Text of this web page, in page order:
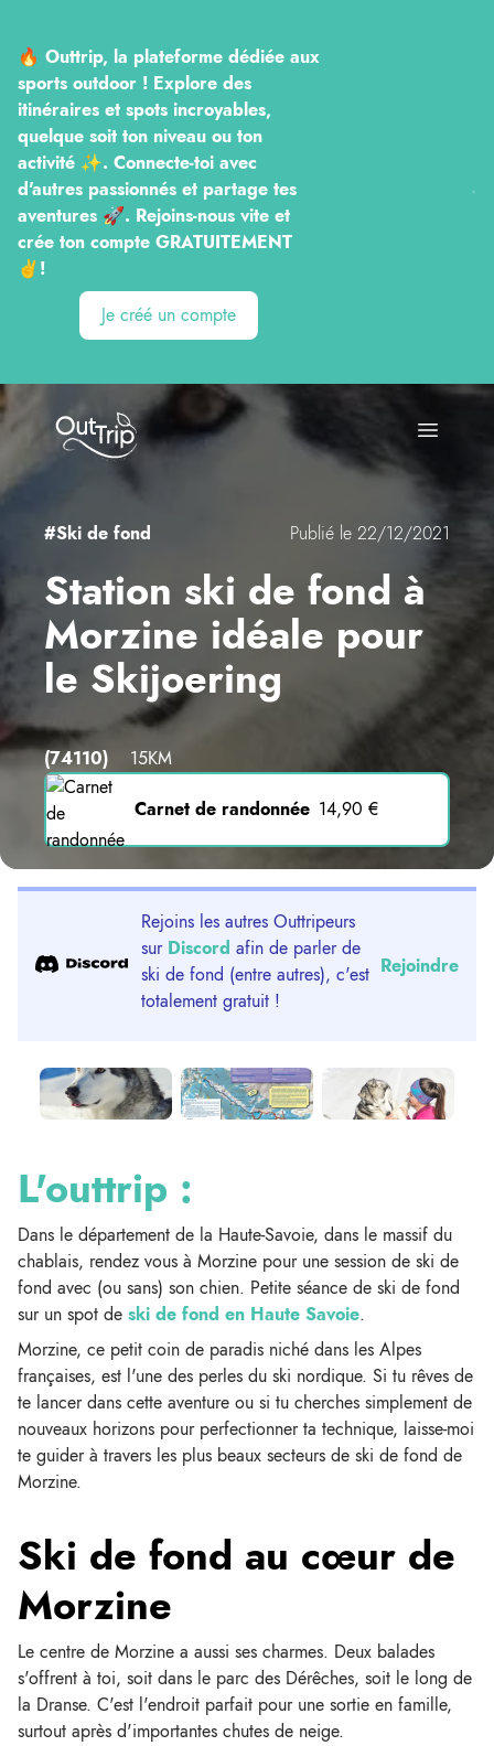
🔥 Outtrip, la plateforme dédiée aux
sports outdoor ! Explore des
itinéraires et spots incroyables,
quelque soit ton niveau ou ton
activité ✨. Connecte-toi avec
d'autres passionnés et partage tes
aventures 🚀. Rejoins-nous vite et
crée ton compte GRATUITEMENT
✌️!
Je créé un compte
Outtrip
Open
#Ski de fond Publié le 22/12/2021
Station ski de fond à
Morzine idéale pour
le Skijoering
(74110)
15KM
Carnet de randonnée 14,90 €
Rejoins les autres Outtripeurs
sur Discord afin de parler de
ski de fond (entre autres), c'est
totalement gratuit !
Rejoindre
L'outtrip :
Dans le département de la Haute-Savoie, dans le massif du
chablais, rendez vous à Morzine pour une session de ski de
fond avec (ou sans) son chien. Petite séance de ski de fond
sur un spot de ski de fond en Haute Savoie.
Morzine, ce petit coin de paradis niché dans les Alpes
françaises, est l'une des perles du ski nordique. Si tu rêves de
te lancer dans cette aventure ou si tu cherches simplement de
nouveaux horizons pour perfectionner ta technique, laisse-moi
te guider à travers les plus beaux secteurs de ski de fond de
Morzine.
Ski de fond au cœur de
Morzine
Le centre de Morzine a aussi ses charmes. Deux balades
s'offrent à toi, soit dans le parc des Dérêches, soit le long de
la Dranse. C'est l'endroit parfait pour une sortie en famille,
surtout après d'importantes chutes de neige.